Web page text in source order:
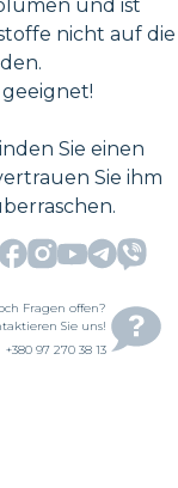
und ist
nicht auf die
Sie einen
Sie ihm
Fragen offen?
Sie uns!
+380 97 270 38 13